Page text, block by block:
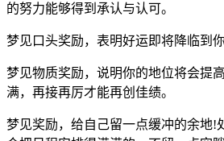
的努力能够得到承认与认可。
梦见口头奖励，表明好运即将降临到你
梦见物质奖励，说明你的地位将会提
满，再接再厉才能再创佳绩。
梦见奖励，给自己留一点缓冲的余地!